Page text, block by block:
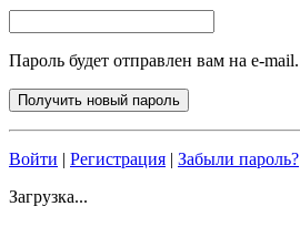
Пароль будет отправлен вам на e-mail.
Войти | Регистрация | Забыли пароль?
Загрузка...